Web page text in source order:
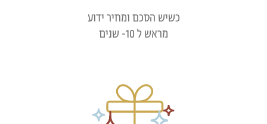
כשיש הסכם ומחיר ידוע
מראש ל 10- שנים